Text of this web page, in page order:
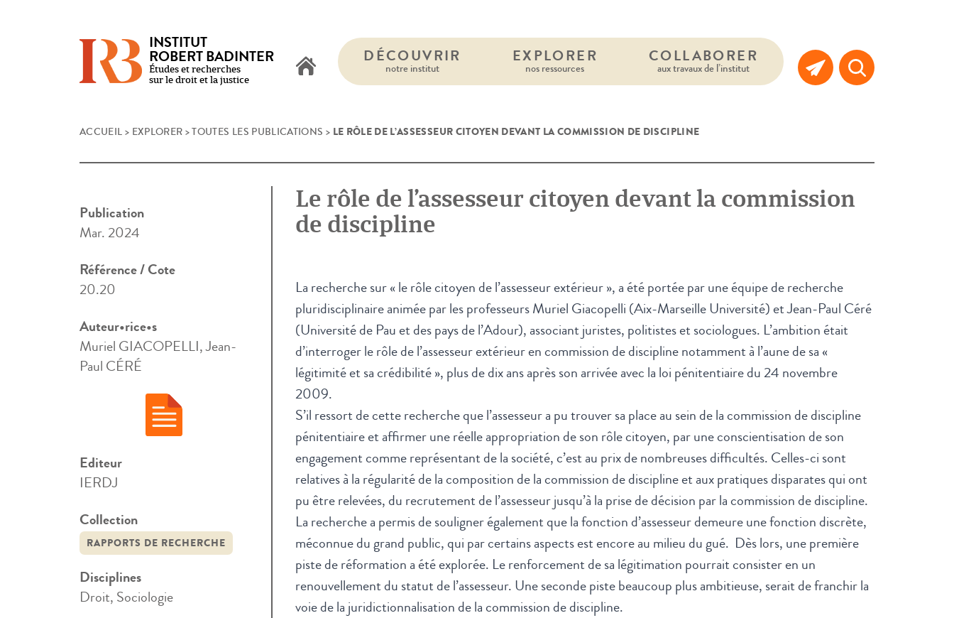
INSTITUT
ROBERT BADINTER
Études et recherches
sur le droit et la justice
DÉCOUVRIR
notre institut
EXPLORER
nos ressources
COLLABORER
aux travaux de l’institut
ACCUEIL > EXPLORER >TOUTES LES PUBLICATIONS > LE RÔLE DE L’ASSESSEUR CITOYEN DEVANT LA COMMISSION DE DISCIPLINE
Le rôle de l’assesseur citoyen devant la commission
de discipline
La recherche sur « le rôle citoyen de l’assesseur extérieur », a été portée par une équipe de recherche
pluridisciplinaire animée par les professeurs Muriel Giacopelli (Aix-Marseille Université) et Jean-Paul Céré
(Université de Pau et des pays de l’Adour), associant juristes, politistes et sociologues. L’ambition était
d’interroger le rôle de l’assesseur extérieur en commission de discipline notamment à l’aune de sa «
légitimité et sa crédibilité », plus de dix ans après son arrivée avec la loi pénitentiaire du 24 novembre
2009.
S’il ressort de cette recherche que l’assesseur a pu trouver sa place au sein de la commission de discipline
pénitentiaire et affirmer une réelle appropriation de son rôle citoyen, par une conscientisation de son
engagement comme représentant de la société, c’est au prix de nombreuses difficultés. Celles-ci sont
relatives à la régularité de la composition de la commission de discipline et aux pratiques disparates qui ont
pu être relevées, du recrutement de l’assesseur jusqu’à la prise de décision par la commission de discipline.
La recherche a permis de souligner également que la fonction d’assesseur demeure une fonction discrète,
méconnue du grand public, qui par certains aspects est encore au milieu du gué. Dès lors, une première
piste de réformation a été explorée. Le renforcement de sa légitimation pourrait consister en un
renouvellement du statut de l’assesseur. Une seconde piste beaucoup plus ambitieuse, serait de franchir la
voie de la juridictionnalisation de la commission de discipline.
Publication
Mar. 2024
Référence / Cote
20.20
Auteur•rice•s
Muriel GIACOPELLI, Jean-
Paul CÉRÉ
Editeur
IERDJ
Collection
RAPPORTS DE RECHERCHE
Disciplines
Droit, Sociologie